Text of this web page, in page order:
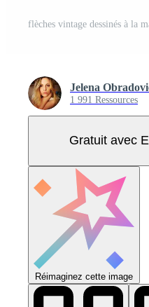
Jelena
1 991 Ressources
Gratuit avec
Réimaginez cette image